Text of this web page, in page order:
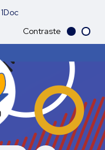
1Doc
Contraste